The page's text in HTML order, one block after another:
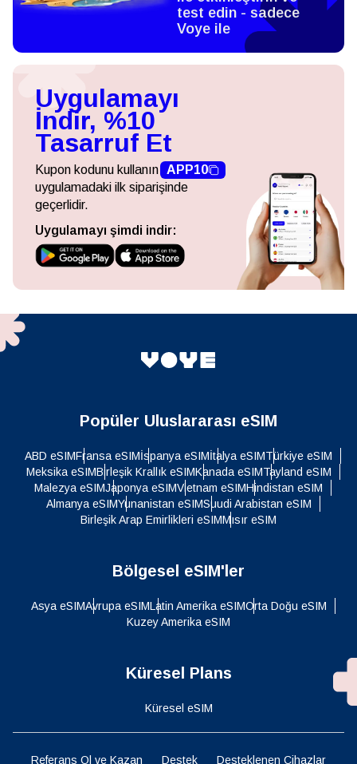
test edin - sadece
Voye ile
Uygulamayı
İndir, %10
Tasarruf Et
Kupon kodunu kullanın APP10
uygulamadaki ilk siparişinde
geçerlidir.
Uygulamayı şimdi indir:
Popüler Uluslararası eSIM
ABD eSIMFransa eSIMİspanya eSIMİtalya eSIMTürkiye eSIM
Meksika eSIMBirleşik Krallık eSIMKanada eSIMTayland eSIM
Malezya eSIMJaponya eSIMVietnam eSIMHindistan eSIM
Almanya eSIMYunanistan eSIMSuudi Arabistan eSIM
Birleşik Arap Emirlikleri eSIMMısır eSIM
Bölgesel eSIM'ler
Asya eSIMAvrupa eSIMLatin Amerika eSIMOrta Doğu eSIM
Kuzey Amerika eSIM
Küresel Plans
Küresel eSIM
Referans Ol ve Kazan Destek Desteklenen Cihazlar